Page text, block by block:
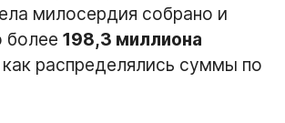
милосердия собрано и
более198,3 миллиона
распределялись суммы по